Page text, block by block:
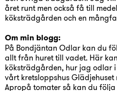
året runt men också få till
köksträdgården och en
Om min blogg:
På Bondjäntan Odlar kan du
allt från huret till vadet. Här
köksträdgården, hur jag odlar
vårt kretsloppshus Glädjehuset
Apropå tomater så kan du